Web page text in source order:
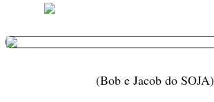
(Bob e Jacob do SOJA)